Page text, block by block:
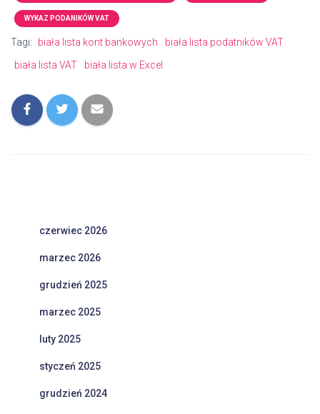
WYKAZ PODANIKÓW VAT
Tagi: biała lista kont bankowych
biała lista podatników VAT
biała lista VAT
biała lista w Excel
czerwiec 2026
marzec 2026
grudzień 2025
marzec 2025
luty 2025
styczeń 2025
grudzień 2024